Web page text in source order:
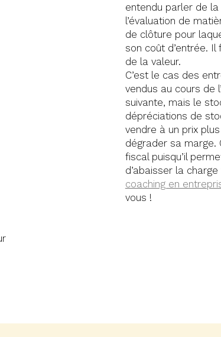
entendu parler de la
l’évaluation de
de clôture pour
son coût d’entrée.
de la valeur.
C’est le cas des
vendus au cours de
suivante, mais le
dépréciations de
vendre à un prix
dégrader sa marge.
fiscal puisqu’il
d’abaisser la
coaching en
vous !